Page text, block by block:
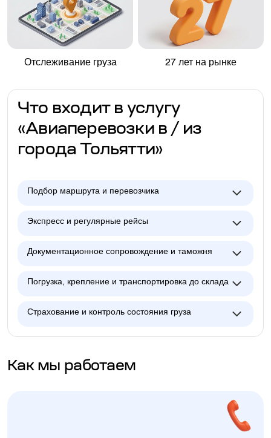
Отслеживание груза 27 лет на рынке
Что входит в услугу
«Авиаперевозки в / из
города Тольятти»
Подбор маршрута и перевозчика
Экспресс и регулярные рейсы
Документационное сопровождение и таможня
Погрузка, крепление и транспортировка до склада
Страхование и контроль состояния груза
Как мы работаем